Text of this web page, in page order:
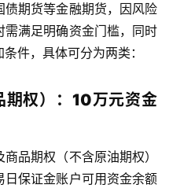
期货等金融期货，因风险
满足明确资金门槛，同时
件，具体可分为两类：
期权）：10万元资金
品期权（不含原油期权）
日保证金账户可用资金余额